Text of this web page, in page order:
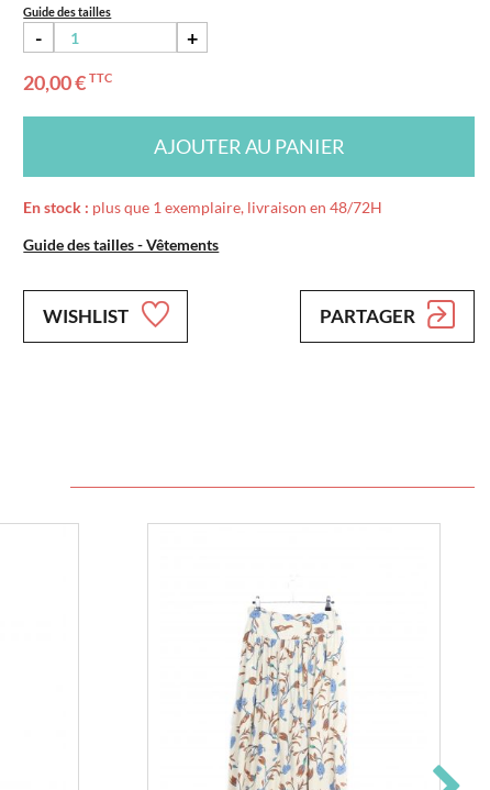
Guide des tailles
-
+
20,00 €TTC
AJOUTER AU PANIER
En stock : plus que 1 exemplaire, livraison en 48/72H
Guide des tailles - Vêtements
WISHLIST PARTAGER